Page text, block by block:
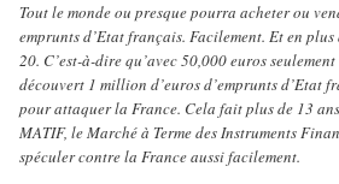
Tout le monde ou presque pourra acheter ou
emprunts d’Etat français. Facilement. Et en
20. C’est-à-dire qu’avec 50,000 euros
découvert 1 million d’euros d’emprunts d’Etat
pour attaquer la France. Cela fait plus de 13
MATIF, le Marché à Terme des Instruments
spéculer contre la France aussi facilement.